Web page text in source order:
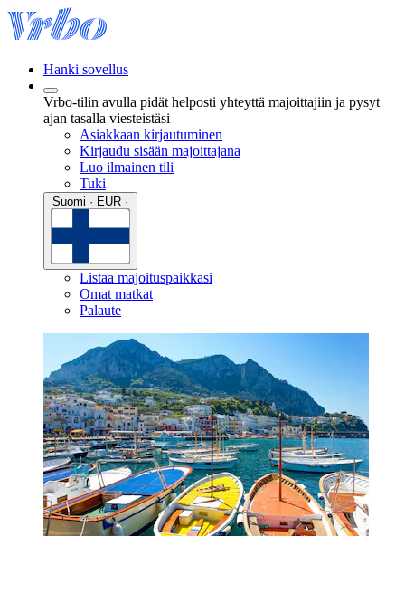
Hanki sovellus
Vrbo-tilin avulla pidät helposti yhteyttä majoittajiin ja pysyt
ajan tasalla viesteistäsi
Asiakkaan kirjautuminen
Kirjaudu sisään majoittajana
Luo ilmainen tili
Tuki
Listaa majoituspaikkasi
Omat matkat
Palaute